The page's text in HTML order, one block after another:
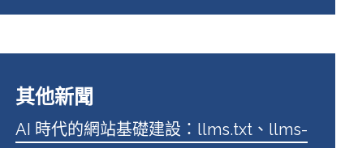
其他新聞
AI 時代的網站基礎建設：llms.txt、llms-